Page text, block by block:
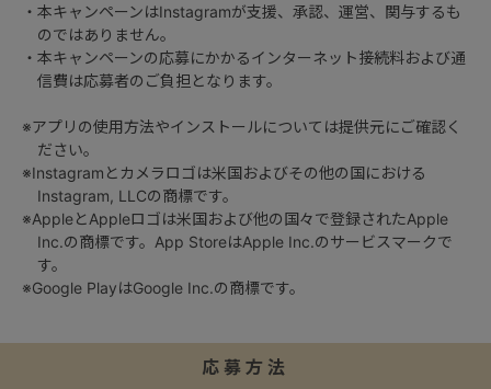
・本キャンペーンはInstagramが支援、承認、運営、関与するも
のではありません。
・本キャンペーンの応募にかかるインターネット接続料および通
信費は応募者のご負担となります。
※アプリの使用方法やインストールについては提供元にご確認く
ださい。
※Instagramとカメラロゴは米国およびその他の国における
Instagram, LLCの商標です。
※AppleとAppleロゴは米国および他の国々で登録されたApple
Inc.の商標です。App StoreはApple Inc.のサービスマークで
す。
※Google PlayはGoogle Inc.の商標です。
応募方法